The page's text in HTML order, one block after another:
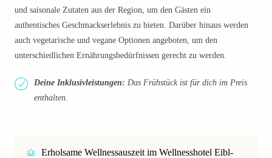
und saisonale Zutaten aus der Region, um den Gästen ein
authentisches Geschmackserlebnis zu bieten. Darüber hinaus werden
auch vegetarische und vegane Optionen angeboten, um den
unterschiedlichen Ernährungsbedürfnissen gerecht zu werden.
Deine Inklusivleistungen: Das Frühstück ist für dich im Preis
enthalten.
Erholsame Wellnessauszeit im Wellnesshotel Eibl-